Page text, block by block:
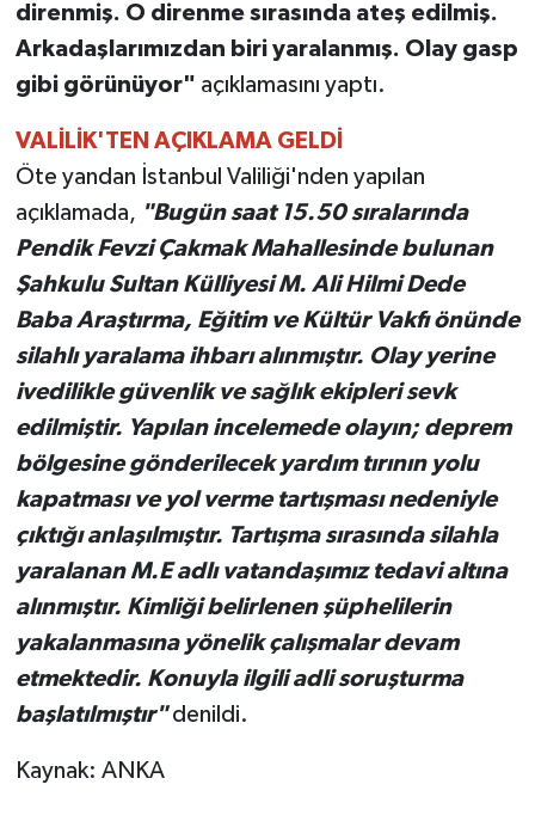
direnmiş. O direnme sırasında ateş edilmiş.
Arkadaşlarımızdan biri yaralanmış. Olay gasp
gibi görünüyor" açıklamasını yaptı.
VALİLİK'TEN AÇIKLAMA GELDİ
Öte yandan İstanbul Valiliği'nden yapılan
açıklamada, "Bugün saat 15.50 sıralarında
Pendik Fevzi Çakmak Mahallesinde bulunan
Şahkulu Sultan Külliyesi M. Ali Hilmi Dede
Baba Araştırma, Eğitim ve Kültür Vakfı önünde
silahlı yaralama ihbarı alınmıştır. Olay yerine
ivedilikle güvenlik ve sağlık ekipleri sevk
edilmiştir. Yapılan incelemede olayın; deprem
bölgesine gönderilecek yardım tırının yolu
kapatması ve yol verme tartışması nedeniyle
çıktığı anlaşılmıştır. Tartışma sırasında silahla
yaralanan M.E adlı vatandaşımız tedavi altına
alınmıştır. Kimliği belirlenen şüphelilerin
yakalanmasına yönelik çalışmalar devam
etmektedir. Konuyla ilgili adli soruşturma
başlatılmıştır"denildi.
Kaynak: ANKA